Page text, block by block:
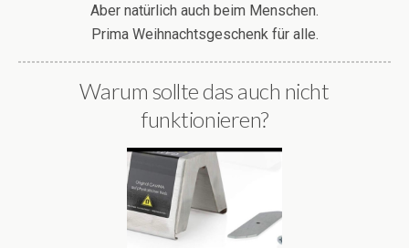
Aber natürlich auch beim Menschen.
Prima Weihnachtsgeschenk für alle.
Warum sollte das auch nicht
funktionieren?